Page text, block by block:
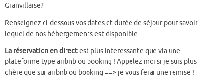
Granvillaise?
Renseignez ci-dessous vos dates et durée de séjour pour savoir
lequel de nos hébergements est disponible.
La réservation en directest plus interessante que via une
plateforme type airbnb ou booking ! Appelez moi si je suis plus
chère que sur airbnb ou booking ==> je vous ferai une remise !